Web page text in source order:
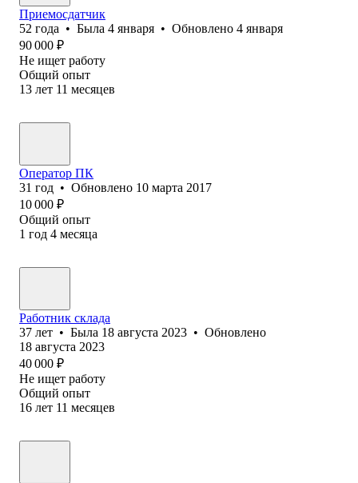
Приемосдатчик
52 года • Была 4 января • Обновлено 4 января
90 000 ₽
Не ищет работу
Общий опыт
13 лет 11 месяцев
Оператор ПК
31 год • Обновлено 10 марта 2017
10 000 ₽
Общий опыт
1 год 4 месяца
Работник склада
37 лет • Была 18 августа 2023 • Обновлено
18 августа 2023
40 000 ₽
Не ищет работу
Общий опыт
16 лет 11 месяцев